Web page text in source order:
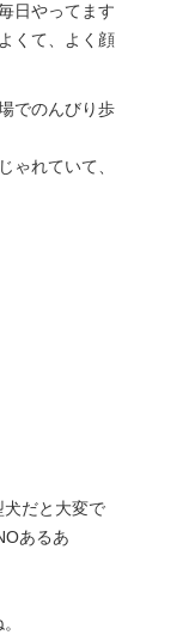
日やってます
くて、よく顔
でのんびり歩
ゃれていて、
だと大変で
あるあ